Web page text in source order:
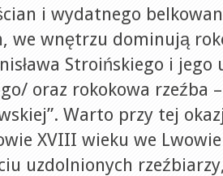
i wydatnego
we wnętrzu dominują
Stroińskiego i
go/ oraz rokokowa rzeźba
Warto przy tej
XVIII wieku we Lwowie
uzdolnionych